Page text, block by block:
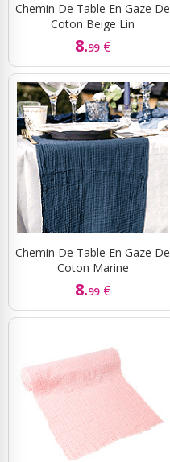
Chemin De Table En Gaze De
Coton Beige Lin
8.99 €
Chemin De Table En Gaze De
Coton Marine
8.99 €